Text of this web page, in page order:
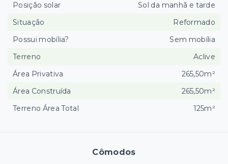
Cômodos
Posição solar
Sol da manhã e tarde
Situação
Reformado
Possui mobília?
Sem mobília
Terreno
Aclive
Área Privativa
265,50m²
Área Construída
265,50m²
Terreno Área Total
125m²